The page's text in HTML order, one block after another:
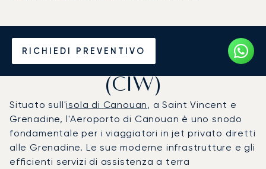
RICHIEDI PREVENTIVO
Noleggio jet privato per
l'Aeroporto di Canouan
(CIW)
Situato sull'isola di Canouan, a Saint Vincent e
Grenadine, l'Aeroporto di Canouan è uno snodo
fondamentale per i viaggiatori in jet privato diretti
alle Grenadine. Le sue moderne infrastrutture e gli
efficienti servizi di assistenza a terra